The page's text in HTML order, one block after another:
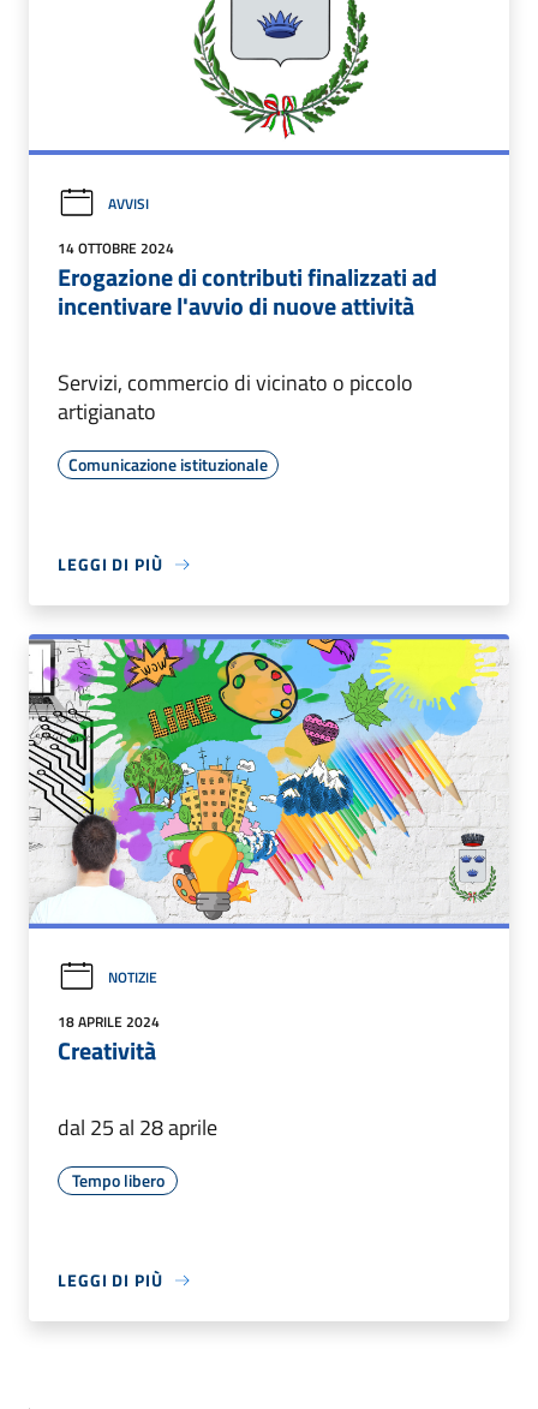
AVVISI
14 OTTOBRE 2024
Erogazione di contributi finalizzati ad
incentivare l'avvio di nuove attività
Servizi, commercio di vicinato o piccolo
artigianato
Comunicazione istituzionale
LEGGI DI PIÙ
NOTIZIE
18 APRILE 2024
Creatività
dal 25 al 28 aprile
Tempo libero
LEGGI DI PIÙ